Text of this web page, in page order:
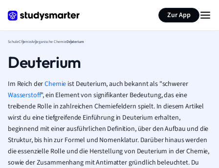
Zur App
SchuleChemieAnorganische ChemieDeuterium
Deuterium
Im Reich derChemie ist Deuterium, auch bekannt als "schwerer
Wasserstoff", ein Element von signifikanter Bedeutung, das eine
treibende Rolle in zahlreichen Chemiefeldern spielt. In diesem Artikel
wirst du eine tiefgreifende Einführung in Deuterium erhalten,
beginnend mit einer ausführlichen Definition, über den Aufbau und die
Struktur, bis hin zur Formel und Nomenklatur. Darüber hinaus werden
die essenzielle Rolle und die Herstellung von Deuterium in der Chemie,
sowie der Zusammenhang mit Antimatter gründlich beleuchtet. Du
Seite zusammenfassen